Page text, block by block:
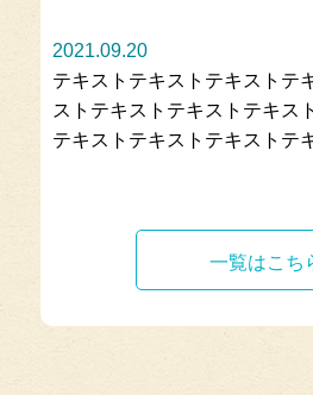
2021.09.20
テキストテキストテキストテ
ストテキストテキストテキス
テキストテキストテキストテ
一覧はこち